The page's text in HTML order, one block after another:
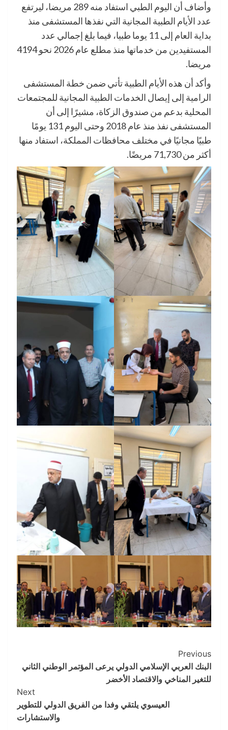
وأضاف أن اليوم الطبي استفاد منه 289 مريضا، ليرتفع
عدد الأيام الطبية المجانية التي نفذها المستشفى منذ
بداية العام إلى 11 يوما طبيا، فيما بلغ إجمالي عدد
المستفيدين من خدماتها منذ مطلع عام 2026 نحو 4194
مريضا.
وأكد أن هذه الأيام الطبية تأتي ضمن خطة المستشفى
الرامية إلى إيصال الخدمات الطبية المجانية للمجتمعات
المحلية بدعم من صندوق الزكاة، مشيرًا إلى أن
المستشفى نفذ منذ عام 2018 وحتى اليوم 131 يومًا
طبيًا مجانيًا في مختلف محافظات المملكة، استفاد منها
أكثر من 71,730 مريضًا.
Post
Navigation
Previous
البنك العربي الإسلامي الدولي يرعى المؤتمر الوطني الثاني
للتغير المناخي والاقتصاد الأخضر
Next
العيسوي يلتقي وفدا من الفريق الدولي للتطوير
والاستشارات